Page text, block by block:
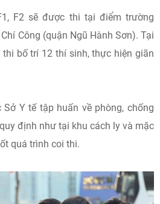
F2 sẽ được thi tại điểm trường
Công (quận Ngũ Hành Sơn). Tại
bố trí 12 thí sinh, thực hiện giãn
Y tế tập huấn về phòng, chống
định như tại khu cách ly và mặc
quá trình coi thi.